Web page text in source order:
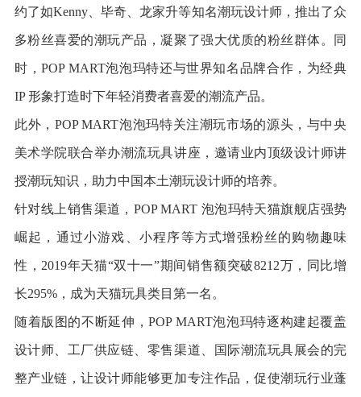
约了如Kenny、毕奇、龙家升等知名潮玩设计师，推出了众
多粉丝喜爱的潮玩产品，凝聚了强大优质的粉丝群体。同
时，POP MART泡泡玛特还与世界知名品牌合作，为经典
IP 形象打造时下年轻消费者喜爱的潮流产品。
此外，POP MART泡泡玛特关注潮玩市场的源头，与中央
美术学院联合举办潮流玩具讲座，邀请业内顶级设计师讲
授潮玩知识，助力中国本土潮玩设计师的培养。
针对线上销售渠道，POP MART 泡泡玛特天猫旗舰店强势
崛起，通过小游戏、小程序等方式增强粉丝的购物趣味
性，2019年天猫“双十一”期间销售额突破8212万，同比增
长295%，成为天猫玩具类目第一名。
随着版图的不断延伸，POP MART泡泡玛特逐构建起覆盖
设计师、工厂供应链、零售渠道、国际潮流玩具展会的完
整产业链，让设计师能够更加专注作品，促使潮玩行业蓬